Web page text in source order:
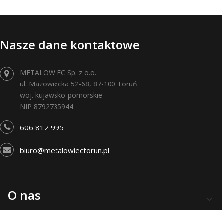
Nasze dane kontaktowe
606 812 995
biuro@metalowiectorun.pl
METALOWIEC Sp. z o.o.
ul. Mazowiecka 52-68, 87-100 Toruń
woj. kujawsko-pomorskie
NIP 8792735944
Linki w stopce
O nas